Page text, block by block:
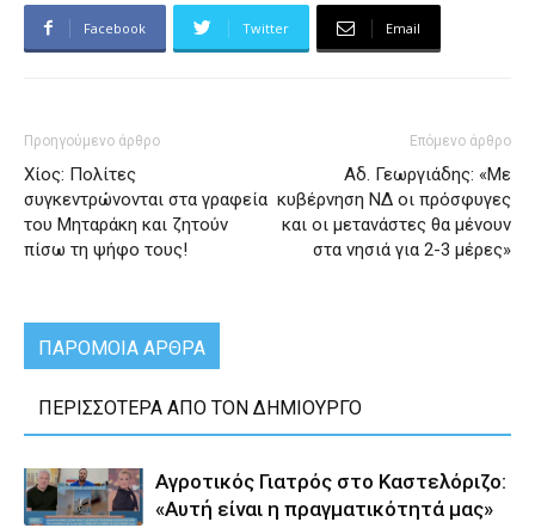
Facebook Twitter Email
Προηγούμενο άρθρο
Χίος: Πολίτες
συγκεντρώνονται στα γραφεία
του Μηταράκη και ζητούν
πίσω τη ψήφο τους!
Επόμενο άρθρο
Αδ. Γεωργιάδης: «Με
κυβέρνηση ΝΔ οι πρόσφυγες
και οι μετανάστες θα μένουν
στα νησιά για 2-3 μέρες»
ΠΑΡΟΜΟΙΑ ΑΡΘΡΑ
ΠΕΡΙΣΣΟΤΕΡΑ ΑΠΟ ΤΟΝ ΔΗΜΙΟΥΡΓΟ
Αγροτικός Γιατρός στο Καστελόριζο:
«Αυτή είναι η πραγματικότητά μας»